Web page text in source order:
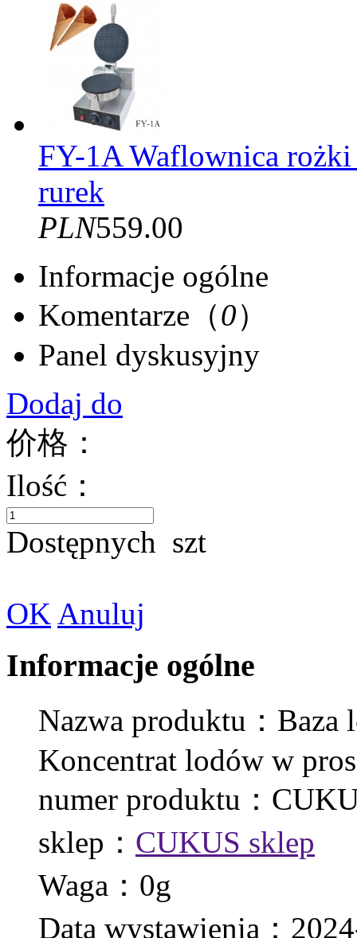
FY-1A Waflownica
rurek
PLN559.00
Informacje ogólne
Komentarze（0）
Panel dyskusyjny
Dodaj do
价格：
Ilość：
Dostępnych szt
OK Anuluj
Informacje ogólne
Nazwa produktu：Baza
Koncentrat lodów w
numer produktu：
sklep： CUKUS sklep
Waga：0g
Data wystawienia：